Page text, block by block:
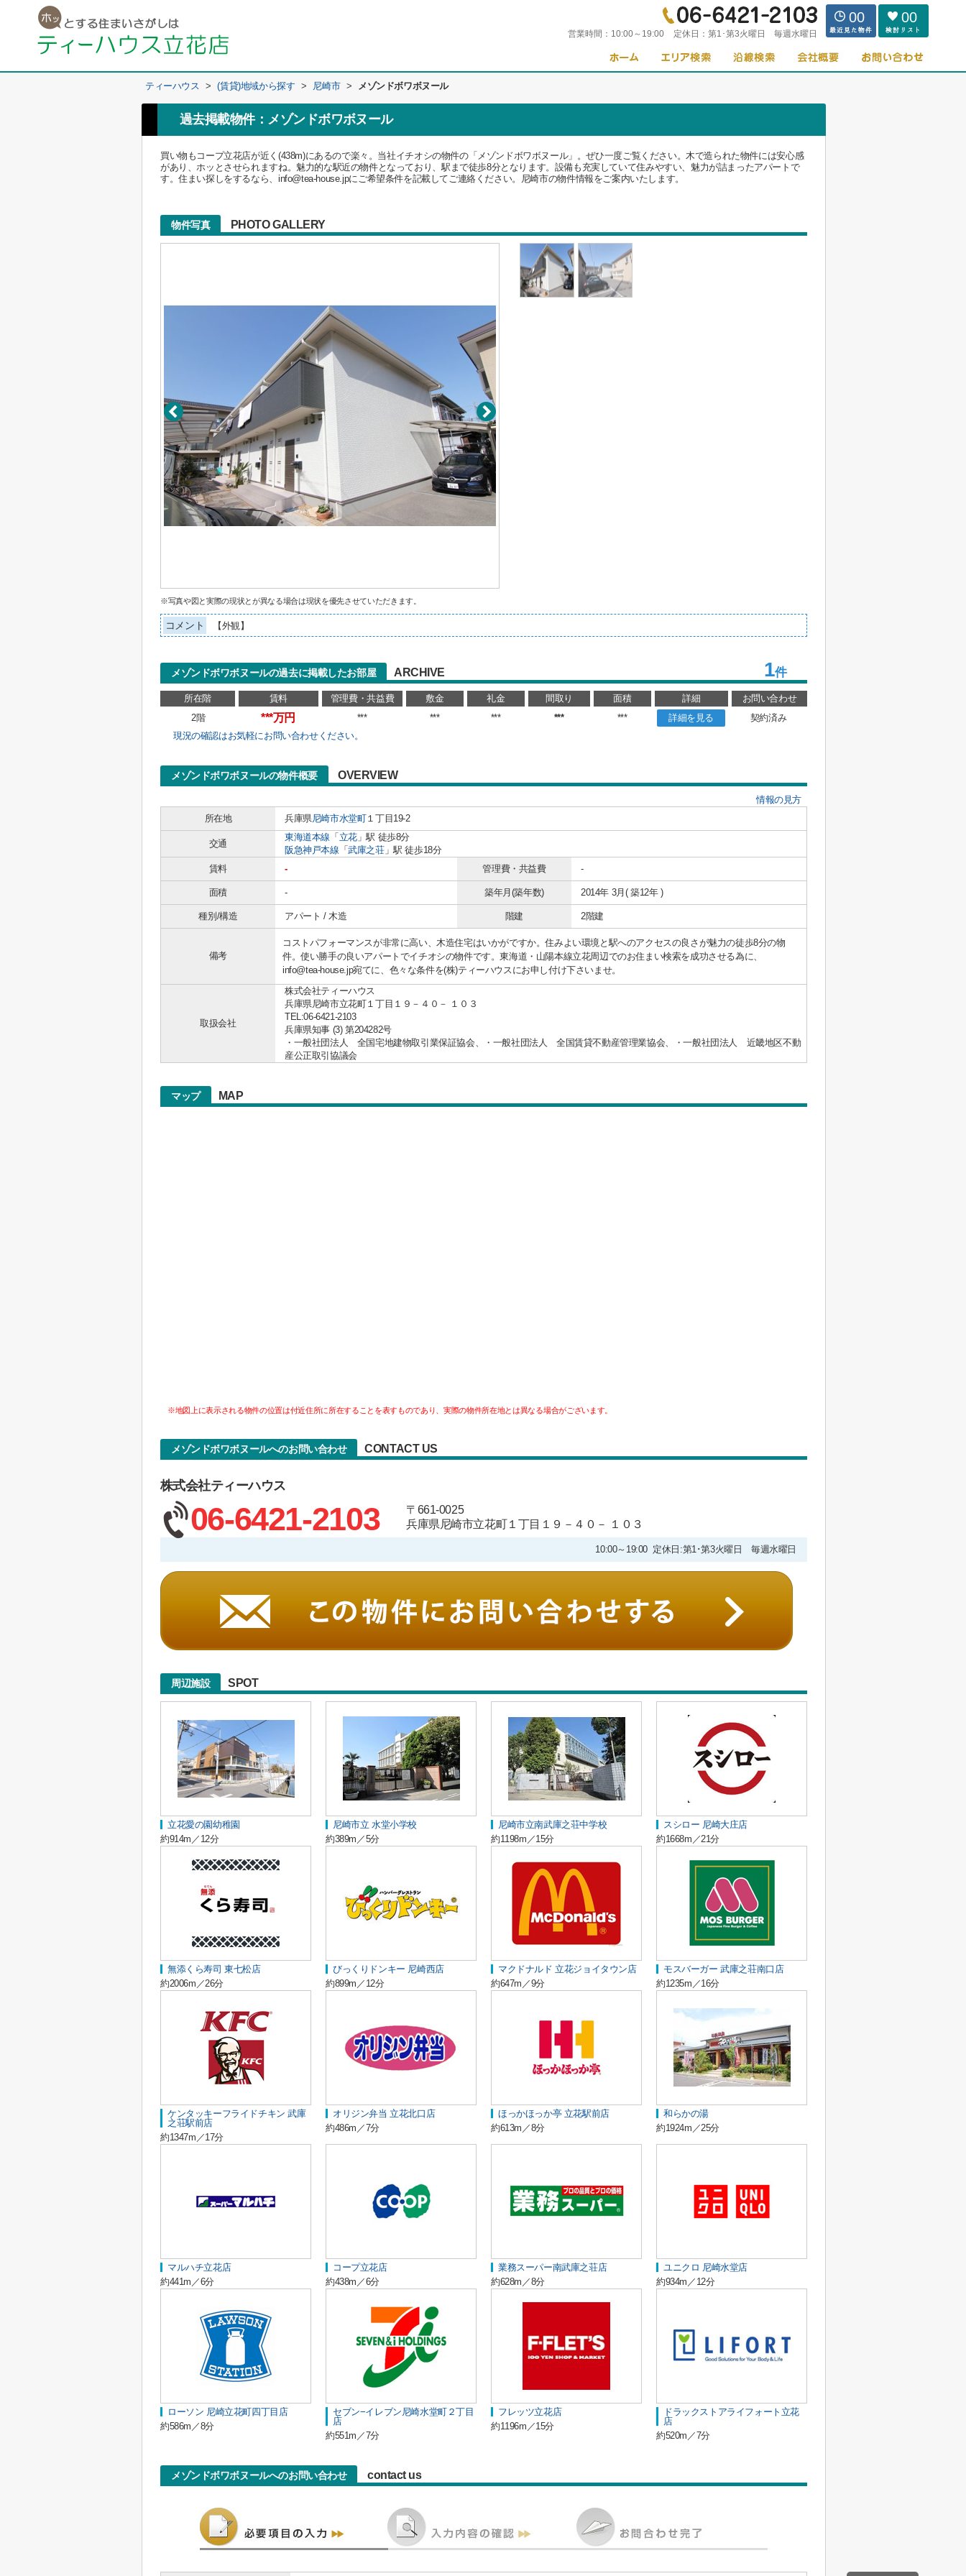
営業時間： 10:00～19:00 定休日： 第1･第3火曜日 毎週水曜日
00 00
ティーハウス > (賃貸)地域から探す > 尼崎市 > メゾンドボワボヌール
過去掲載物件：メゾンドボワボヌール
買い物もコープ立花店が近く(438m)にあるので楽々。当社イチオシの物件の「メゾンドボワボヌール」。ぜひ一度ご覧ください。木で造られた物件には安心感
があり、ホッとさせられますね。魅力的な駅近の物件となっており、駅まで徒歩8分となります。設備も充実していて住みやすい、魅力が詰まったアパートで
す。住まい探しをするなら、info@tea-house.jpにご希望条件を記載してご連絡ください。尼崎市の物件情報をご案内いたします。
物件写真 PHOTO GALLERY
※写真や図と実際の現状とが異なる場合は現状を優先させていただきます。
コメント 【外観】
メゾンドボワボヌールの過去に掲載したお部屋 ARCHIVE 1件
所在階 賃料 管理費・共益費 敷金 礼金 間取り 面積 詳細
お問い合わせ
2階
***万円 *** *** *** *** *** 詳細を見る
契約済み
現況の確認はお気軽にお問い合わせください。
メゾンドボワボヌールの物件概要 OVERVIEW
情報の見方
所在地
兵庫県尼崎市水堂町１丁目19-2
交通
東海道本線 「 立花」駅 徒歩8分
阪急神戸本線 「武庫之荘」駅 徒歩18分
賃料
- 管理費・共益費 -
面積 - 築年月(築年数) 2014年 3月( 築12年 )
種別/構造 アパート / 木造 階建 2階建
備考
コストパフォーマンスが非常に高い、木造住宅はいかがですか。住みよい環境と駅へのアクセスの良さが魅力の徒歩8分の物
件。使い勝手の良いアパートでイチオシの物件です。東海道・山陽本線立花周辺でのお住まい検索を成功させる為に、
info@tea-house.jp宛てに、色々な条件を(株)ティーハウスにお申し付け下さいませ。
取扱会社
株式会社ティーハウス
兵庫県尼崎市立花町１丁目１９－４０－ １０３
TEL:06-6421-2103
兵庫県知事 (3) 第204282号
・一般社団法人 全国宅地建物取引業保証協会、・一般社団法人 全国賃貸不動産管理業協会、・一般社団法人 近畿地区不動
産公正取引協議会
マップ MAP
※地図上に表示される物件の位置は付近住所に所在することを表すものであり、実際の物件所在地とは異なる場合がございます。
メゾンドボワボヌールへのお問い合わせ CONTACT US
株式会社ティーハウス
06-6421-2103
〒661-0025
兵庫県尼崎市立花町１丁目１９－４０－ １０３
10:00～19:00 定休日:第1･第3火曜日 毎週水曜日
周辺施設 SPOT
立花愛の園幼稚園
約914m／12分
尼崎市立 水堂小学校
約389m／5分
尼崎市立南武庫之荘中学校
約1198m／15分
スシロー 尼崎大庄店
約1668m／21分
無添くら寿司 東七松店
約2006m／26分
びっくりドンキー 尼崎西店
約899m／12分
マクドナルド 立花ジョイタウン店
約647m／9分
モスバーガー 武庫之荘南口店
約1235m／16分
ケンタッキーフライドチキン 武庫
之荘駅前店
約1347m／17分
オリジン弁当 立花北口店
約486m／7分
ほっかほっか亭 立花駅前店
約613m／8分
和らかの湯
約1924m／25分
マルハチ立花店
約441m／6分
コープ立花店
約438m／6分
業務スーパー南武庫之荘店
約628m／8分
ユニクロ 尼崎水堂店
約934m／12分
ローソン 尼崎立花町四丁目店
約586m／8分
セブン−イレブン尼崎水堂町２丁目
店
約551m／7分
フレッツ立花店
約1196m／15分
ドラックストアライフォート立花
店
約520m／7分
メゾンドボワボヌールへのお問い合わせ contact us